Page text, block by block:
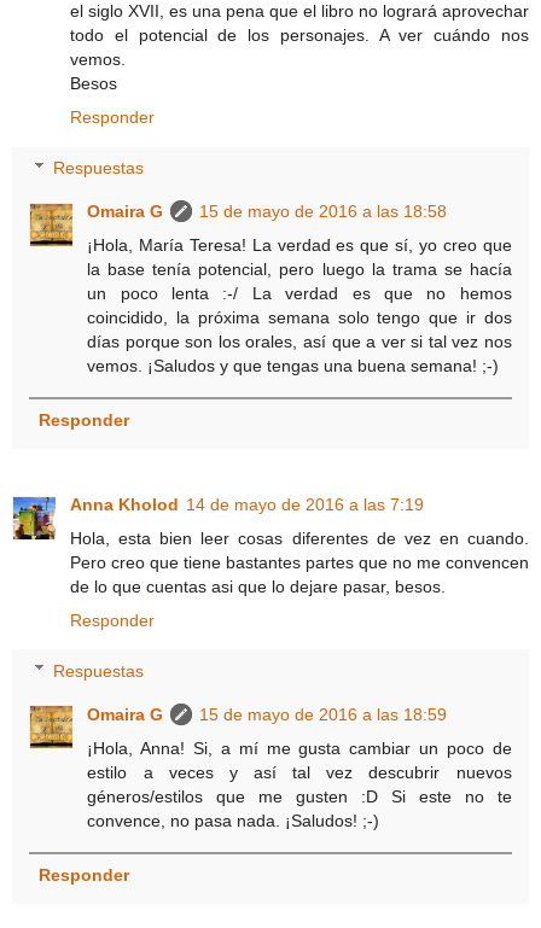
el siglo XVII, es una pena que el libro no logrará aprovechar
todo el potencial de los personajes. A ver cuándo nos
vemos.
Besos
Responder
Respuestas
Omaira G
15 de mayo de 2016 a las 18:58
¡Hola, María Teresa! La verdad es que sí, yo creo que
la base tenía potencial, pero luego la trama se hacía
un poco lenta :-/ La verdad es que no hemos
coincidido, la próxima semana solo tengo que ir dos
días porque son los orales, así que a ver si tal vez nos
vemos. ¡Saludos y que tengas una buena semana! ;-)
Responder
Anna Kholod 14 de mayo de 2016 a las 7:19
Hola, esta bien leer cosas diferentes de vez en cuando.
Pero creo que tiene bastantes partes que no me convencen
de lo que cuentas asi que lo dejare pasar, besos.
Responder
Respuestas
Omaira G
15 de mayo de 2016 a las 18:59
¡Hola, Anna! Si, a mí me gusta cambiar un poco de
estilo a veces y así tal vez descubrir nuevos
géneros/estilos que me gusten :D Si este no te
convence, no pasa nada. ¡Saludos! ;-)
Responder